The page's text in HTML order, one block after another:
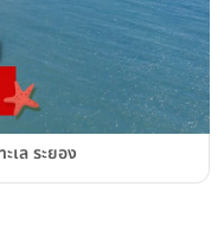
เล ระยอง